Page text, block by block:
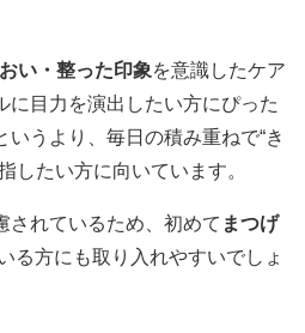
い・整った印象を意識したケア
に目力を演出したい方にぴった
いうより、毎日の積み重ねで“き
したい方に向いています。
されているため、初めて まつげ
る方にも取り入れやすいでしょ